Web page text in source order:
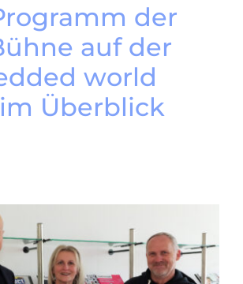
der
auf der
world
Überblick